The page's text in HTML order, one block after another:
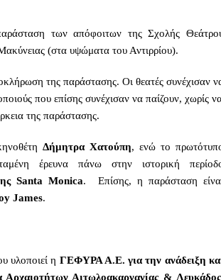
των απόφοιτων της Σχολής
(στα υψώματα του Αντιρρίου).
της παράστασης. Οι θεατές συνέχισαν
που επίσης συνέχισαν να παίζουν, χωρίς
της παράστασης.
Δήμητρα Χατούπη, ενώ το
έρευνα πάνω στην ιστορική
Santa Monica. Επίσης, η παράσταση
James.
υλοποιεί η ΓΕΦΥΡΑ Α.Ε. για την ανάδειξη
Αρχαιοτήτων Αιτωλοακαρνανίας & Λευκάδος